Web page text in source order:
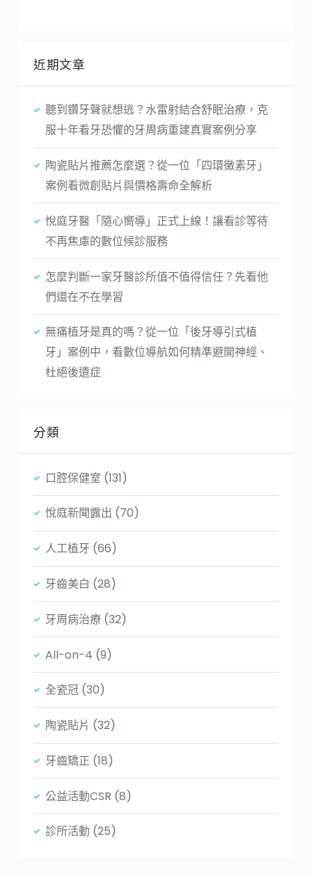
近期文章
聽到鑽牙聲就想逃？水雷射結合舒眠治療，克
服十年看牙恐懼的牙周病重建真實案例分享
陶瓷貼片推薦怎麼選？從一位「四環黴素牙」
案例看微創貼片與價格壽命全解析
悅庭牙醫「隨心嚮導」正式上線！讓看診等待
不再焦慮的數位候診服務
怎麼判斷一家牙醫診所值不值得信任？先看他
們還在不在學習
無痛植牙是真的嗎？從一位「後牙導引式植
牙」案例中，看數位導航如何精準避開神經、
杜絕後遺症
分類
口腔保健室 (131)
悅庭新聞露出 (70)
人工植牙 (66)
牙齒美白 (28)
牙周病治療 (32)
All-on-4 (9)
全瓷冠 (30)
陶瓷貼片 (32)
牙齒矯正 (18)
公益活動CSR (8)
診所活動 (25)